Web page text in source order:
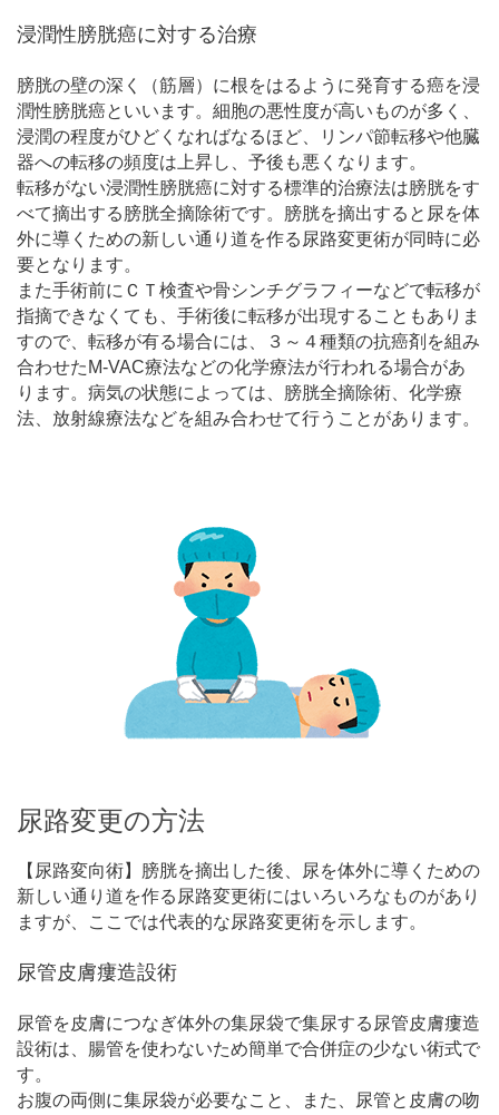
浸潤性膀胱癌に対する治療
膀胱の壁の深く（筋層）に根をはるように発育する癌を浸
潤性膀胱癌といいます。細胞の悪性度が高いものが多く、
浸潤の程度がひどくなればなるほど、リンパ節転移や他臓
器への転移の頻度は上昇し、予後も悪くなります。
転移がない浸潤性膀胱癌に対する標準的治療法は膀胱をす
べて摘出する膀胱全摘除術です。膀胱を摘出すると尿を体
外に導くための新しい通り道を作る尿路変更術が同時に必
要となります。
また手術前にＣＴ検査や骨シンチグラフィーなどで転移が
指摘できなくても、手術後に転移が出現することもありま
すので、転移が有る場合には、３～４種類の抗癌剤を組み
合わせたM-VAC療法などの化学療法が行われる場合があ
ります。病気の状態によっては、膀胱全摘除術、化学療
法、放射線療法などを組み合わせて行うことがあります。
尿路変更の方法
【尿路変向術】膀胱を摘出した後、尿を体外に導くための
新しい通り道を作る尿路変更術にはいろいろなものがあり
ますが、ここでは代表的な尿路変更術を示します。
尿管皮膚瘻造設術
尿管を皮膚につなぎ体外の集尿袋で集尿する尿管皮膚瘻造
設術は、腸管を使わないため簡単で合併症の少ない術式で
す。
お腹の両側に集尿袋が必要なこと、また、尿管と皮膚の吻